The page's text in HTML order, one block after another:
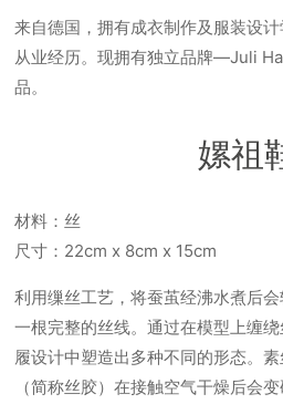
来自德国，拥有成衣制作及服装设
从业经历。现拥有独立品牌―Juli
品。
嫘祖
材料：丝
尺寸：22cm x 8cm x 15cm
利用缫丝工艺，将蚕茧经沸水煮后
一根完整的丝线。通过在模型上缠
履设计中塑造出多种不同的形态。
（简称丝胶）在接触空气干燥后会